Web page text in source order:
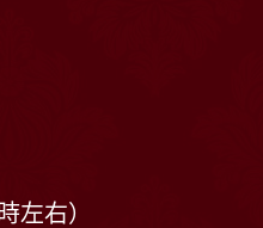
左右）